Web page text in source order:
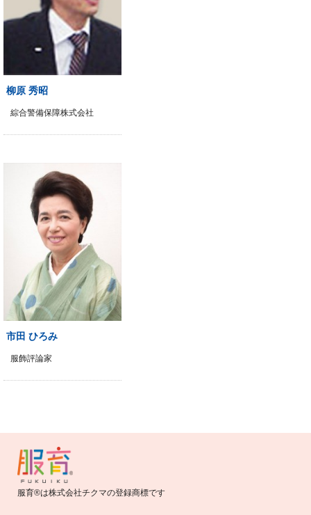
柳原 秀昭
綜合警備保障株式会社
市田 ひろみ
服飾評論家
服育®は株式会社チクマの登録商標です